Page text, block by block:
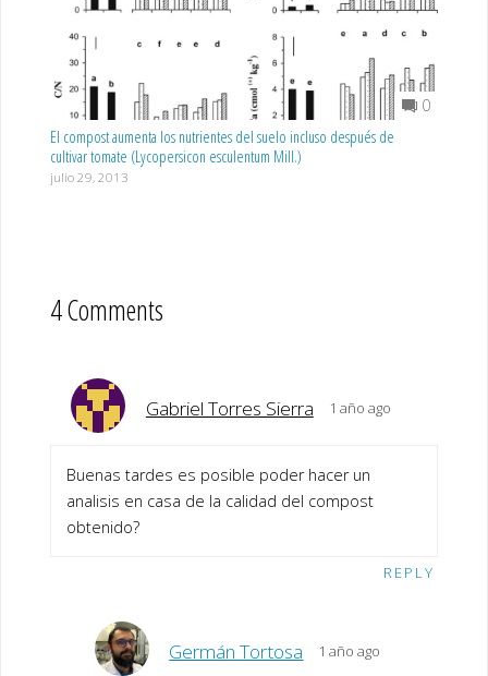
0
El compost aumenta los nutrientes del suelo incluso después de
cultivar tomate (Lycopersicon esculentum Mill.)
julio 29, 2013
4 Comments
Gabriel Torres Sierra 1 año ago
Buenas tardes es posible poder hacer un
analisis en casa de la calidad del compost
obtenido?
REPLY
Germán Tortosa 1 año ago